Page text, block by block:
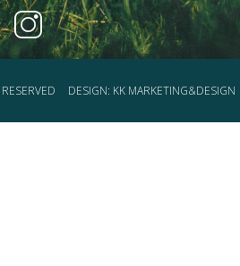
DESIGN: KK MARKETING&DESIGN